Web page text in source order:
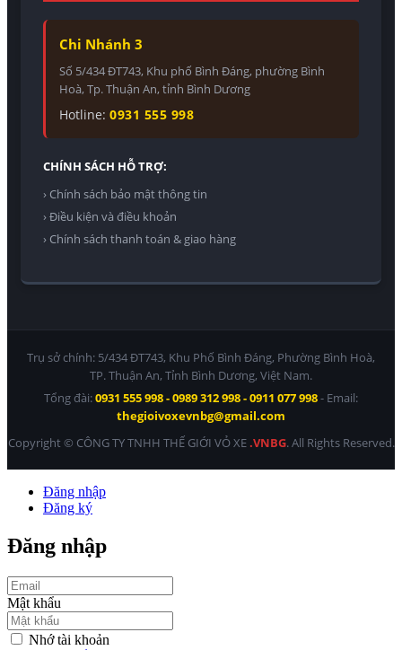
Chi Nhánh 3
Số 5/434 ĐT743, Khu phố Bình Đáng, phường Bình
Hoà, Tp. Thuận An, tỉnh Bình Dương
Hotline: 0931 555 998
CHÍNH SÁCH HỖ TRỢ:
› Chính sách bảo mật thông tin
› Điều kiện và điều khoản
› Chính sách thanh toán & giao hàng
Trụ sở chính: 5/434 ĐT743, Khu Phố Bình Đáng, Phường Bình Hoà,
TP. Thuận An, Tỉnh Bình Dương, Việt Nam.
Tổng đài:0931 555 998 - 0989 312 998 - 0911 077 998- Email:
thegioivoxevnbg@gmail.com
Copyright © CÔNG TY TNHH THẾ GIỚI VỎ XE.VNBG. All Rights Reserved.
Đăng nhập
Đăng ký
Đăng nhập
Mật khẩu
Nhớ tài khoản